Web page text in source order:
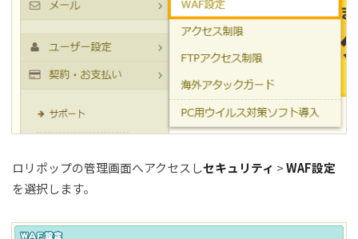
ロリポップの管理画面へアクセスしセキュリティ >WAF設定
を選択します。